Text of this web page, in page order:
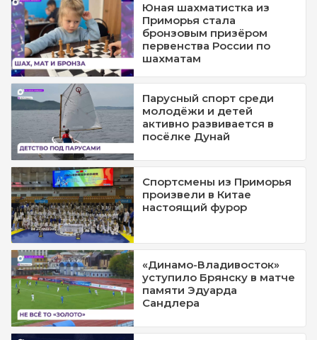
Юная шахматистка из
Приморья стала
бронзовым призёром
первенства России по
шахматам
Парусный спорт среди
молодёжи и детей
активно развивается в
посёлке Дунай
Спортсмены из Приморья
произвели в Китае
настоящий фурор
«Динамо-Владивосток»
уступило Брянску в матче
памяти Эдуарда
Сандлера